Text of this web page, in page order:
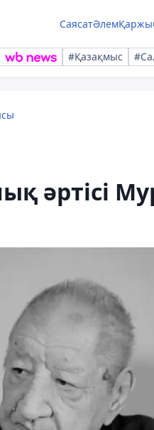
СаясатӘлемҚаржы
#Қазақмыс
әртісі